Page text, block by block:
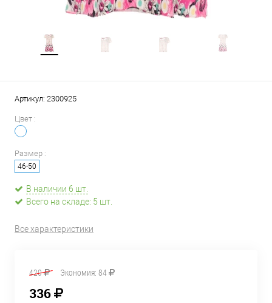
Артикул: 2300925
Цвет :
Размер :
46-50
В наличии 6 шт.
Всего на складе: 5 шт.
Все характеристики
420 Экономия: 84
336